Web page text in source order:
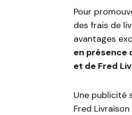
Pour
des frais de
avantages
en présence
et de Fred
Une publicité
Fred Livraison